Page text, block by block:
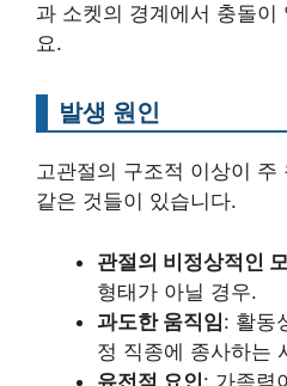
과 소켓의 경계에서 충돌이
요.
발생 원인
고관절의 구조적 이상이
같은 것들이 있습니다.
관절의 비정상적인
형태가 아닐 경우.
과도한 움직임: 활동
정 직종에 종사하는
유전적 요인: 가족력